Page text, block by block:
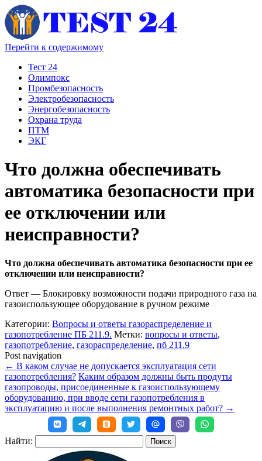
Перейти к содержимому
Тест 24
Олимпокс
Промбезопасность
Электробезопасность
Энергобезопасность
Охрана труда
ПТМ
ЭКГ
Что должна обеспечивать
автоматика безопасности при
ее отключении или
неисправности?
Что должна обеспечивать автоматика безопасности при ее
отключении или неисправности?
Ответ — Блокировку возможности подачи природного газа на
газоиспользующее оборудование в ручном режиме
Категории: Вопросы и ответы газораспределение и
газопотребление ПБ 211.9. Метки: вопросы и ответы,
газопотребление, газораспределение, пб 211.9
Post navigation
← В каком случае не допускается эксплуатация сети
газопотребления? Каким образом должны быть продуты
газопроводы, присоединенные к газоиспользующему
оборудованию, при вводе сети газопотребления в
эксплуатацию и после выполнения ремонтных работ? →
Найти: